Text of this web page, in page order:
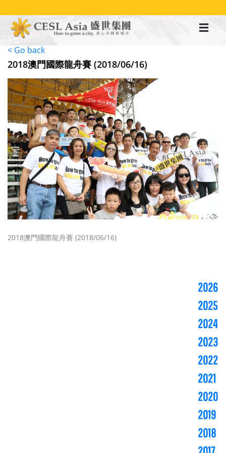
至
< Go back
2018澳門國際龍舟賽 (2018/06/16)
2018澳門國際龍舟賽 (2018/06/16)
2026
2025
2024
2023
2022
2021
2020
2019
2018